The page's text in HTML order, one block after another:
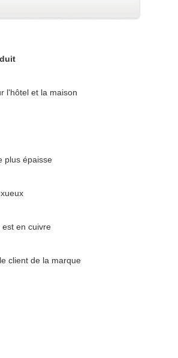
du produit
pour l'hôtel et la maison
pc anti-feu
plastique plus épaisse
et luxueux
en métal est en cuivre
pour le client de la marque
OEM